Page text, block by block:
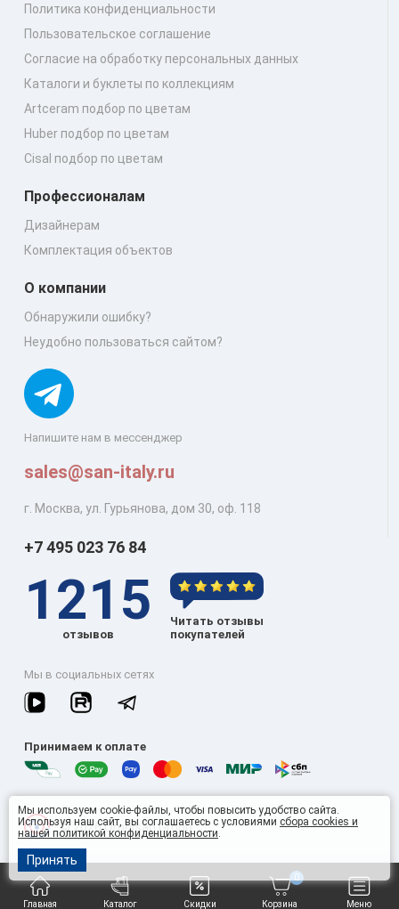
Главная
Каталог
Скидки Корзина
0
Меню
Напишите нам в мессенджер
sales@san-italy.ru
г. Москва, ул. Гурьянова, дом 30, оф. 118
Политика конфиденциальности
Пользовательское соглашение
Согласие на обработку персональных данных
Каталоги и буклеты по коллекциям
Artceram подбор по цветам
Huber подбор по цветам
Cisal подбор по цветам
Профессионалам
Дизайнерам
Комплектация объектов
О компании
Обнаружили ошибку?
Неудобно пользоваться сайтом?
+7 495 023 76 84
1215
отзывов
Читать отзывы
покупателей
Мы в социальных сетях
Принимаем к оплате
© 2026 Omnisan Group
Мы используем cookie-файлы, чтобы повысить удобство сайта.
Используя наш сайт, вы соглашаетесь с условиями сбора cookies и
нашей политикой конфиденциальности.
Принять